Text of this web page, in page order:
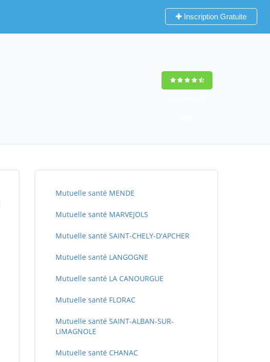
Inscription Gratuite
Mutuelle santé MENDE
Mutuelle santé MARVEJOLS
Mutuelle santé SAINT-CHELY-D'APCHER
Mutuelle santé LANGOGNE
Mutuelle santé LA CANOURGUE
Mutuelle santé FLORAC
Mutuelle santé SAINT-ALBAN-SUR-
LIMAGNOLE
Mutuelle santé CHANAC